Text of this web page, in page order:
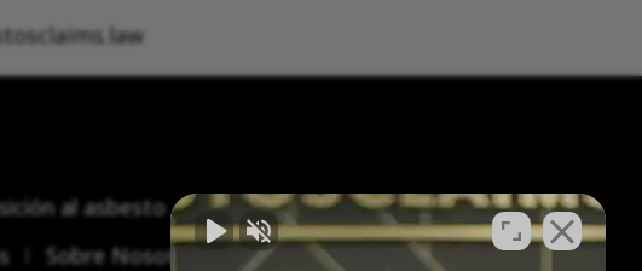
al asbesto
Síntomas y tratamiento del asbesto
Sobre Nosotros